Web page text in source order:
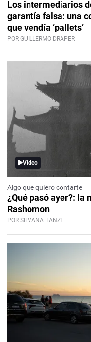
Los intermediarios
garantía falsa: una
que vendía ‘pallets’
POR GUILLERMO DRAPER
Video
Algo que quiero contarte
¿Qué pasó ayer?: la
Rashomon
POR SILVANA TANZI